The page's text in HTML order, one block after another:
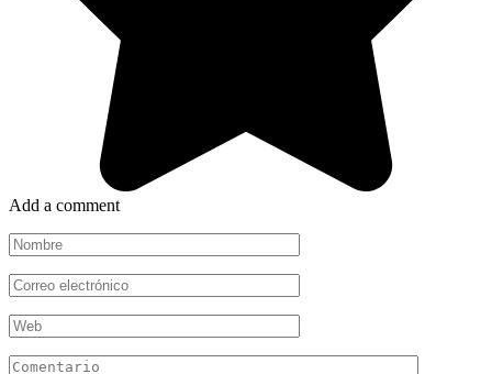
Add a comment
Nombre
*
Correo
electrónico
*Web
Comentario